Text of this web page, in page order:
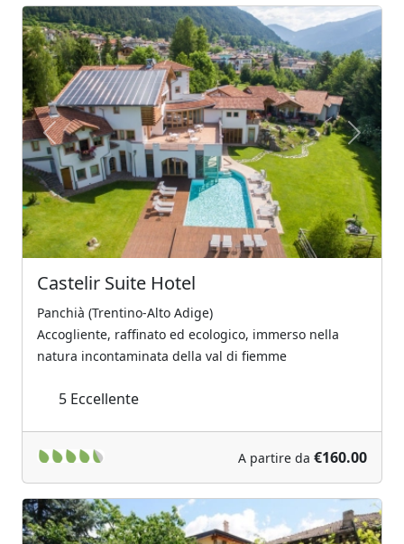
Previous Next
Castelir Suite Hotel
Panchià (Trentino-Alto Adige)
Accogliente, raffinato ed ecologico, immerso nella
natura incontaminata della val di fiemme
5 Eccellente
A partire da €160.00